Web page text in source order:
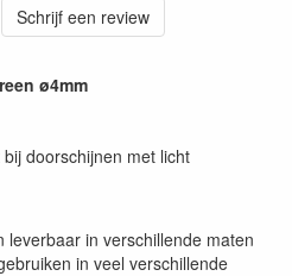
Schrijf een review
ø4mm
doorschijnen met licht
leverbaar in verschillende maten
in veel verschillende